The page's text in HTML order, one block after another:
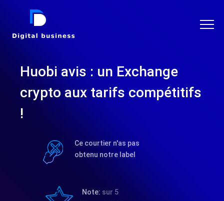
DIGITAL BUSINESS
Huobi avis : un Exchange
crypto aux tarifs compétitifs
!
Ce courtier n'as pas
obtenu notre label
Note: sur 5